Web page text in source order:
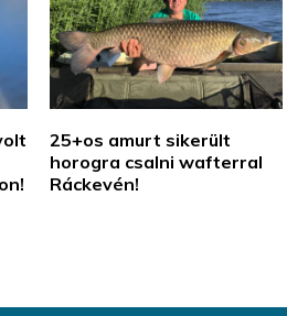
25+os amurt sikerült
horogra csalni wafterral
Ráckevén!